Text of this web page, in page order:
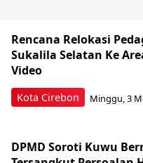
Kota Cirebon
Rencana Relokasi
Sukalila Selatan Ke
Video
Minggu, 3
DPMD Soroti Kuwu